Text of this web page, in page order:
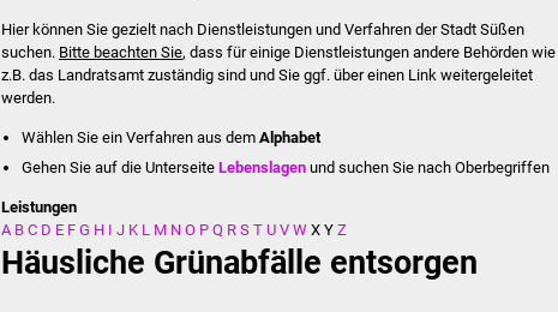
Hier können Sie gezielt nach Dienstleistungen und Verfahren der Stadt Süßen
suchen. Bitte beachten Sie, dass für einige Dienstleistungen andere Behörden wie
z.B. das Landratsamt zuständig sind und Sie ggf. über einen Link weitergeleitet
werden.
Wählen Sie ein Verfahren aus dem Alphabet
Gehen Sie auf die UnterseiteLebenslagen und suchen Sie nach Oberbegriffen
Leistungen
A B C D E F G H I J K L M N O P Q R S T U V W X Y Z
Häusliche Grünabfälle entsorgen